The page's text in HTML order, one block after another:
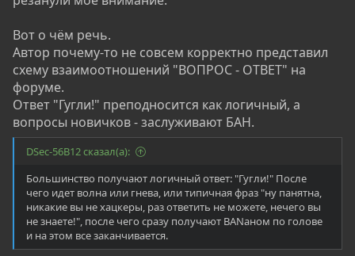
этот откровенный монолог изменит ваш подход к
обучению в ИБ.
Проанализировав около сотни вопросов, примерно
сорок из которых были заданы мне в личных
сообщениях в разное время, я задумался: а делал ли
кто-то подобный анализ до меня? Поискал, но не
нашёл ничего, с чем бы согласился на все 100%. В
основном это просто списки того, что нужно знать
или уметь. Однако я убеждён, что главная проблема
большинства новичков кроется в их мышлении.
Многие "ломятся" в ИБ, совершенно не понимая
своих истинных целей! Увидев что-то интересное,
Вот о чём речь.
Автор почему-то не совсем корректно представил
схему взаимоотношений "ВОПРОС - ОТВЕТ" на
форуме.
Ответ "Гугли!" преподносится как логичный, а
вопросы новичков - заслуживают БАН.
DSec-56B12 сказал(а):
Большинство получают логичный ответ: "Гугли!" После
чего идет волна или гнева, или типичная фраз "ну панятна,
никакие вы не хацкеры, раз ответить не можете, нечего вы
не знаете!", после чего сразу получают BANаном по голове
и на этом все заканчивается.